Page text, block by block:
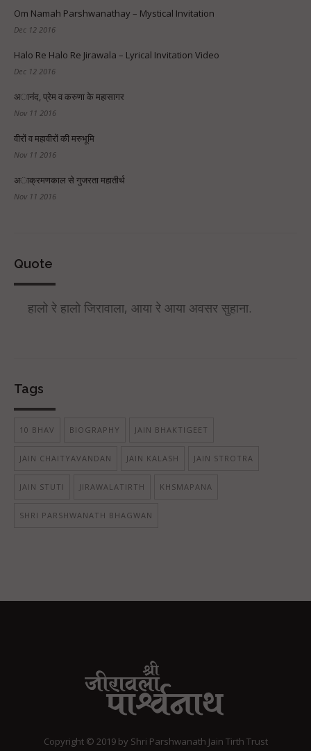
Om Namah Parshwanathay – Mystical Invitation
Dec 12 2016
Halo Re Halo Re Jirawala – Lyrical Invitation Video
Dec 12 2016
अानंद, प्रेम व करुणा के महासागर
Nov 11 2016
वीरों व महावीरों की मरुभूमि
Nov 11 2016
अाक्रमणकाल से गुजरता महातीर्थ
Nov 11 2016
Quote
हालो रे हालो जिरावाला, आया रे आया अवसर सुहाना.
Tags
10 BHAV BIOGRAPHY JAIN BHAKTIGEET
JAIN CHAITYAVANDAN JAIN KALASH JAIN STROTRA
JAIN STUTI JIRAWALATIRTH KHSMAPANA
SHRI PARSHWANATH BHAGWAN
Copyright © 2019 by Shri Parshwanath Jain Tirth Trust